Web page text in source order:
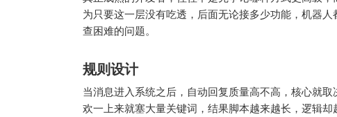
为只要这一层没有吃透，后面无论接多少功能，机器
查困难的问题。
规则设计
当消息进入系统之后，自动回复质量高不高，核心就
欢一上来就塞大量关键词，结果脚本越来越长，逻辑